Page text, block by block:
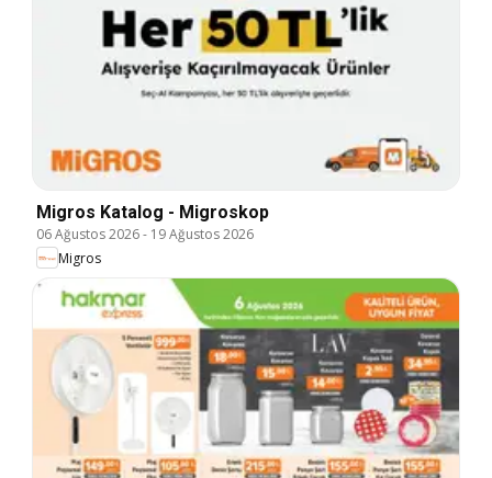
Migros Katalog - Migroskop
06 Ağustos 2026- 19 Ağustos 2026
Migros